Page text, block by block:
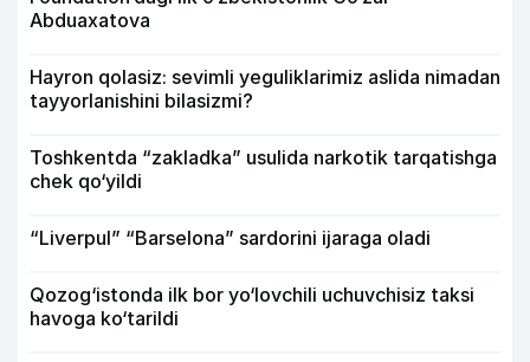
Abduaxatova
Hayron qolasiz: sevimli yeguliklarimiz aslida nimadan
tayyorlanishini bilasizmi?
Toshkentda “zakladka” usulida narkotik tarqatishga
chek qo‘yildi
“Liverpul” “Barselona” sardorini ijaraga oladi
Qozog‘istonda ilk bor yo‘lovchili uchuvchisiz taksi
havoga ko‘tarildi